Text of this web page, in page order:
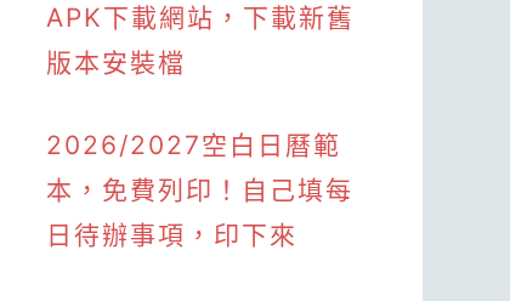
APK下載網站，下載新舊
版本安裝檔
2026/2027空白日曆範
本，免費列印！自己填每
日待辦事項，印下來